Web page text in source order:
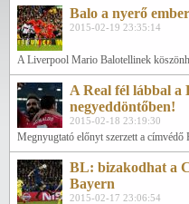
Balo a nyerő
2015-02-19 23:35:14
A Liverpool Mario Balotellinek
A Real fél lábbal a
negyeddöntőben!
2015-02-18 23:19:30
Megnyugtató előnyt szerzett a címvédő
BL: bizakodhat a
Bayern
2015-02-17 23:06:54